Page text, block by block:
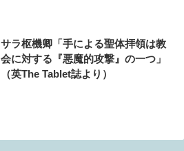
サラ枢機卿「手による聖体拝領は教
会に対する『悪魔的攻撃』の一つ」
（英The Tablet誌より）